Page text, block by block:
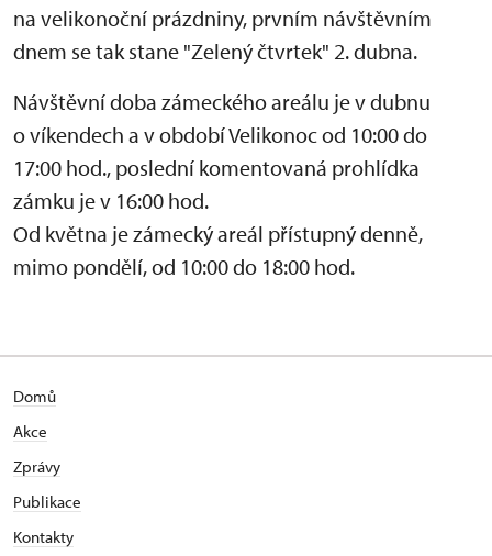
na velikonoční prázdniny, prvním návštěvním
dnem se tak stane "Zelený čtvrtek" 2. dubna.
Návštěvní doba zámeckého areálu je v dubnu
o víkendech a v období Velikonoc od 10:00 do
17:00 hod., poslední komentovaná prohlídka
zámku je v 16:00 hod.
Od května je zámecký areál přístupný denně,
mimo pondělí, od 10:00 do 18:00 hod.
Domů
Akce
Zprávy
Publikace
Kontakty